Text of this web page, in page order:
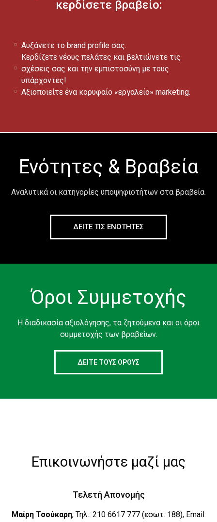
κερδίσετε βραβείο:
Αυξάνετε το brand profile σας.
Κερδίζετε νέους πελάτες και βελτιώνετε τις
σχέσεις σας και την εμπιστοσύνη με τους
υπάρχοντες!
Αξιοποιείτε ένα κορυφαίο «εργαλείο» marketing.
Ενότητες & Βραβεία
Αναλυτικά οι κατηγορίες υποψηφιοτήτων στα βραβεία.
ΔΕΙΤΕ ΤΙΣ ΕΝΟΤΗΤΕΣ
Όροι Συμμετοχής
Η διαδικασία αξιολόγησης, τα ζητούμενα και οι όροι
συμμετοχής των βραβείων.
ΔΕΙΤΕ ΤΟΥΣ ΟΡΟΥΣ
Επικοινωνήστε μαζί μας
Τελετή Απονομής
Μαίρη Τσούκαρη, Τηλ.: 210 6617 777 (εσωτ. 188), Εmail: